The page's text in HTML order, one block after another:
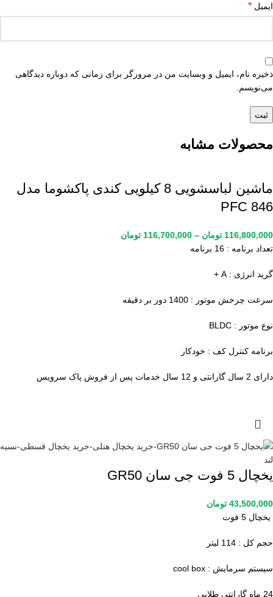
ایمیل *
ذخیره نام، ایمیل و وبسایت من در مرورگر برای زمانی که دوباره دیدگاهی
می‌نویسم.
محصولات مشابه
ماشین لباسشویی 8 کیلویی کندی پاکشوما مدل
PFC 846
116,800,000 تومان –
116,700,000 تومان
تعداد برنامه : 16 برنامه
گرید انرژی : A +
سرعت چرخش موتور : 1400 دور بر دقیقه
نوع موتور : BLDC
برنامه کنترل کف : خودکار
دارای 2 سال گارانتی و 12 سال خدمات پس از فروش پاک سرویس
یخچال 5 فوت جی سان GR50
43,500,000 تومان
یخچال 5 فوت
حجم کل : 114 لیتر
سیستم سرمایش : cool box
24 ماه گارانتی طلایی